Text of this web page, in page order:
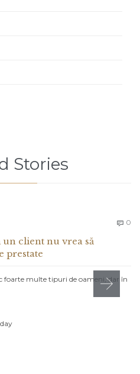
Stories
 0
un client nu vrea să
prestate
foarte multe tipuri de oameni, dar în